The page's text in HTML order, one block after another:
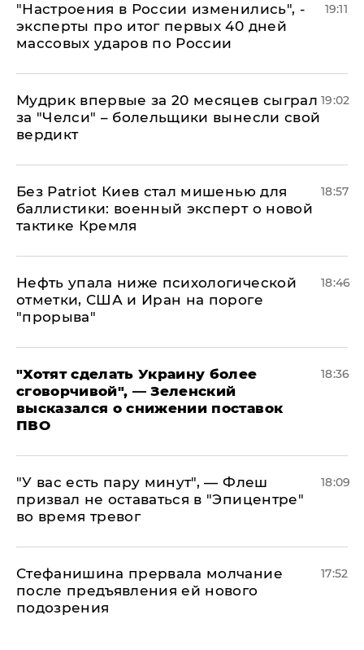
"Настроения в России изменились", -
эксперты про итог первых 40 дней
массовых ударов по России
19:11
Мудрик впервые за 20 месяцев сыграл
за "Челси" – болельщики вынесли свой
вердикт
19:02
​Без Patriot Киев стал мишенью для
баллистики: военный эксперт о новой
тактике Кремля
18:57
Нефть упала ниже психологической
отметки, США и Иран на пороге
"прорыва"
18:46
​"Хотят сделать Украину более
сговорчивой", — Зеленский
высказался о снижении поставок
ПВО
18:36
​"У вас есть пару минут", — Флеш
призвал не оставаться в "Эпицентре"
во время тревог
18:09
Стефанишина прервала молчание
после предъявления ей нового
подозрения
17:52